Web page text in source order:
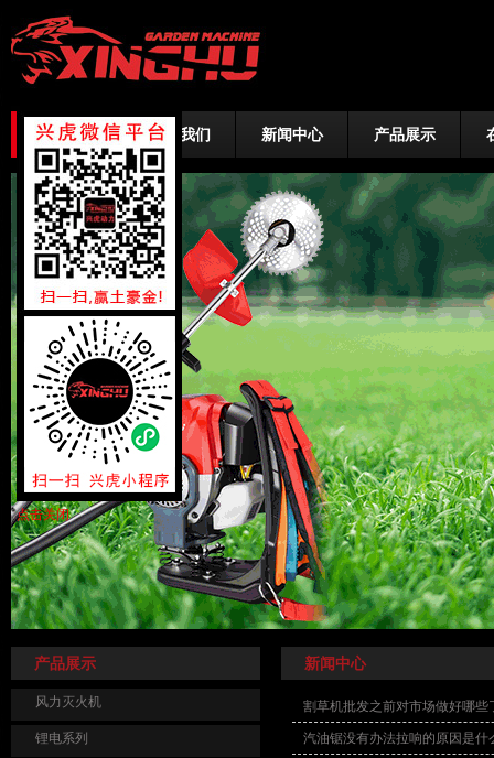
网站首页 关于我们 新闻中心 产品展示
产品展示
风力灭火机
锂电系列
新闻中心
割草机批发之前对市场做好哪些
汽油锯没有办法拉响的原因是什
点击关闭